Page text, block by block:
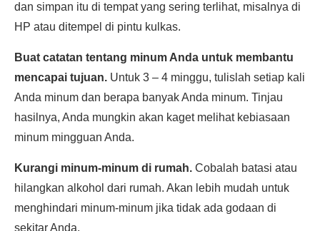
dan simpan itu di tempat yang sering terlihat, misalnya di
HP atau ditempel di pintu kulkas.
Buat catatan tentang minum Anda untuk membantu
mencapai tujuan. Untuk 3 – 4 minggu, tulislah setiap kali
Anda minum dan berapa banyak Anda minum. Tinjau
hasilnya, Anda mungkin akan kaget melihat kebiasaan
minum mingguan Anda.
Kurangi minum-minum di rumah. Cobalah batasi atau
hilangkan alkohol dari rumah. Akan lebih mudah untuk
menghindari minum-minum jika tidak ada godaan di
sekitar Anda.